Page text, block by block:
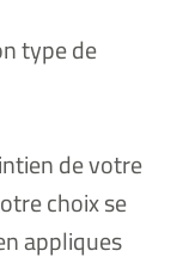
type de
de votre
choix se
appliques